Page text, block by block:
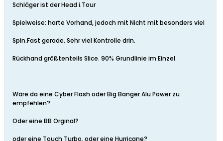
Schläger ist der Head i.Tour
Spielweise: harte Vorhand, jedoch mit Nicht mit besonders viel
Spin.Fast gerade. Sehr viel Kontrolle drin.
Rückhand größtenteils Slice. 90% Grundlinie im Einzel
Wäre da eine Cyber Flash oder Big Banger Alu Power zu
empfehlen?
Oder eine BB Orginal?
oder eine Touch Turbo, oder eine Hurricane?